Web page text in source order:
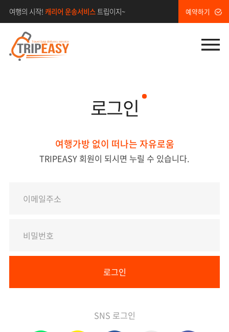
여행의 시작! 캐리어 운송서비스트립이지~ 예약하기
로그인
여행가방 없이 떠나는 자유로움
TRIPEASY 회원이 되시면 누릴 수 있습니다.
SNS 로그인